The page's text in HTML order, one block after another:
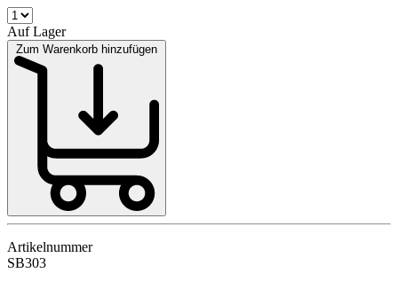
Auf Lager
Zum Warenkorb hinzufügen
Artikelnummer
SB303